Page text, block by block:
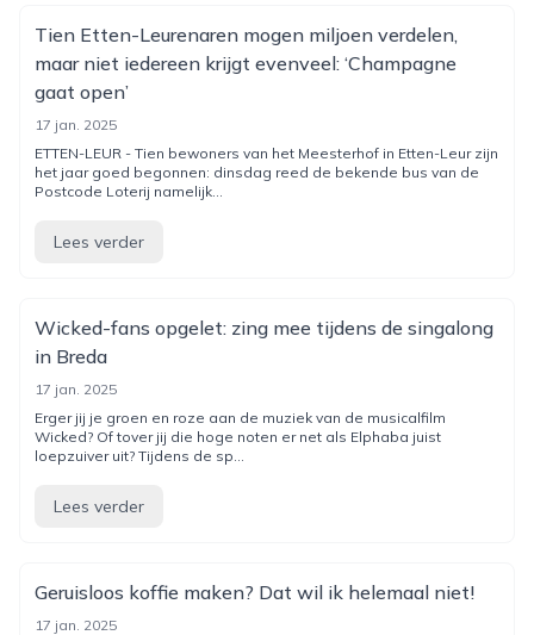
Tien Etten-Leurenaren mogen miljoen verdelen,
maar niet iedereen krijgt evenveel: ‘Champagne
gaat open’
17 jan. 2025
ETTEN-LEUR - Tien bewoners van het Meesterhof in Etten-Leur zijn
het jaar goed begonnen: dinsdag reed de bekende bus van de
Postcode Loterij namelijk...
Lees verder
Wicked-fans opgelet: zing mee tijdens de singalong
in Breda
17 jan. 2025
Erger jij je groen en roze aan de muziek van de musicalfilm
Wicked? Of tover jij die hoge noten er net als Elphaba juist
loepzuiver uit? Tijdens de sp...
Lees verder
Geruisloos koffie maken? Dat wil ik helemaal niet!
17 jan. 2025